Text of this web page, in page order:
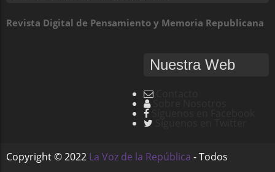
Revista Digital de Pensamiento y Memoria Republicana
Nuestra Web
Copyright ©2022 La Voz de la República - Todos